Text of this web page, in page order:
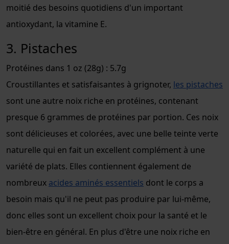
moitié des besoins quotidiens d'un important
antioxydant, la vitamine E.
3. Pistaches
Protéines dans 1 oz (28g) : 5.7g
Croustillantes et satisfaisantes à grignoter, les pistaches
sont une autre noix riche en protéines, contenant
presque 6 grammes de protéines par portion. Ces noix
sont délicieuses et colorées, avec une belle teinte verte
naturelle qui en fait un excellent complément à une
variété de plats. Elles contiennent également de
nombreux acides aminés essentiels dont le corps a
besoin mais qu'il ne peut pas produire par lui-même,
donc elles sont un excellent choix pour la santé et le
bien-être en général. En plus d'être une noix riche en